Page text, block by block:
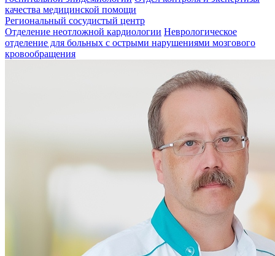
качества медицинской помощи
Региональный сосудистый центр
Отделение неотложной кардиологии Неврологическое
отделение для больных с острыми нарушениями мозгового
кровообращения